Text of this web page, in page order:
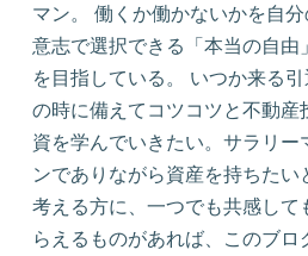
マン。 働くか働かないかを自
意志で選択できる「本当の自由」
を目指している。 いつか来る引
の時に備えてコツコツと不動産
資を学んでいきたい。サラリー
ンでありながら資産を持ちたい
考える方に、一つでも共感して
らえるものがあれば、このブロ